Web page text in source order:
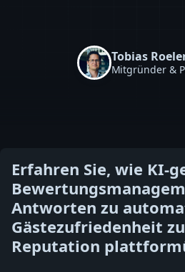
Tobias
Mitgründer &
Erfahren Sie, wie KI-
Antworten zu
Gästezufriedenheit
Reputation